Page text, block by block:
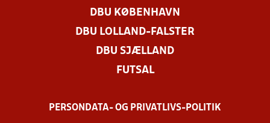
DBU KØBENHAVN
DBU LOLLAND-FALSTER
DBU SJÆLLAND
FUTSAL
PERSONDATA- OG PRIVATLIVS-POLITIK